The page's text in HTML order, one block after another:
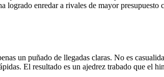
enredar a rivales de mayor
un puñado de llegadas claras. No es
El resultado es un ajedrez trabado que el